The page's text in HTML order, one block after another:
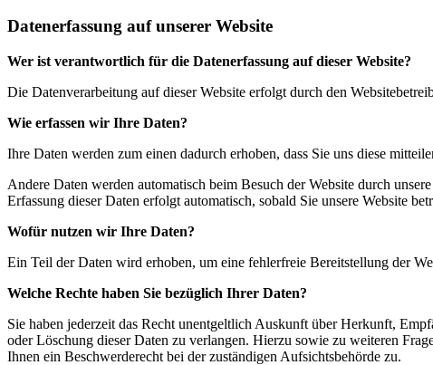
Datenerfassung auf unserer Website
Wer ist verantwortlich für die Datenerfassung auf dieser Website?
Die Datenverarbeitung auf dieser Website erfolgt durch den
Wie erfassen wir Ihre Daten?
Ihre Daten werden zum einen dadurch erhoben, dass Sie uns diese
Andere Daten werden automatisch beim Besuch der Website durch
Erfassung dieser Daten erfolgt automatisch, sobald Sie unsere Website
Wofür nutzen wir Ihre Daten?
Ein Teil der Daten wird erhoben, um eine fehlerfreie Bereitstellung der
Welche Rechte haben Sie bezüglich Ihrer Daten?
Sie haben jederzeit das Recht unentgeltlich Auskunft über Herkunft,
oder Löschung dieser Daten zu verlangen. Hierzu sowie zu weiteren
Ihnen ein Beschwerderecht bei der zuständigen Aufsichtsbehörde zu.